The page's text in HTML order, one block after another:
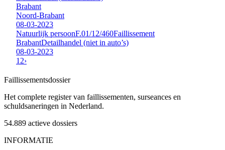
Brabant
Noord-Brabant
08-03-2023
Natuurlijk persoonF.01/12/460Faillissement
BrabantDetailhandel (niet in auto’s)
08-03-2023
1 2›
Faillissementsdossier
Het complete register van faillissementen, surseances en
schuldsaneringen in Nederland.
54.889 actieve dossiers
INFORMATIE